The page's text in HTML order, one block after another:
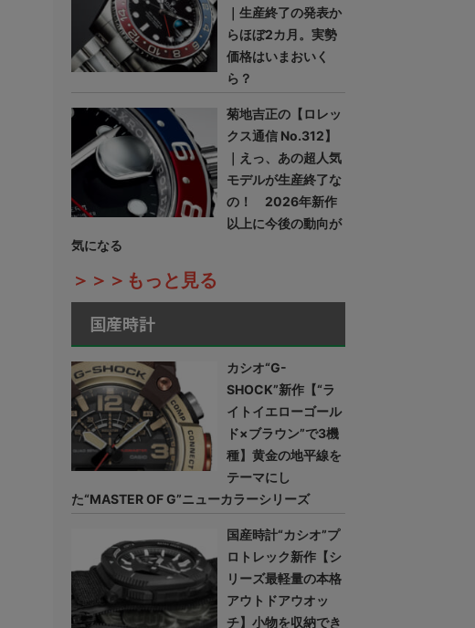
｜生産終了の発表か
らほぼ2カ月。実勢
価格はいまおいく
ら？
菊地吉正の【ロレッ
クス通信 No.312】
｜えっ、あの超人気
モデルが生産終了な
の！ 2026年新作
以上に今後の動向が
気になる
＞＞＞もっと見る
国産時計
カシオ“G-
SHOCK”新作【“ラ
イトイエローゴール
ド×ブラウン”で3機
種】黄金の地平線を
テーマにし
た“MASTER OF G”ニューカラーシリーズ
国産時計“カシオ”プ
ロトレック新作【シ
リーズ最軽量の本格
アウトドアウオッ
チ】小物を収納でき